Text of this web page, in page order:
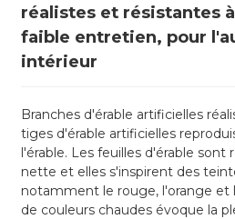
réalistes et résistantes
faible entretien, pour
intérieur
Branches d'érable artificielles
tiges d'érable artificielles
l'érable. Les feuilles d'érable sont
nette et elles s'inspirent des
notamment le rouge, l'orange et
de couleurs chaudes évoque la